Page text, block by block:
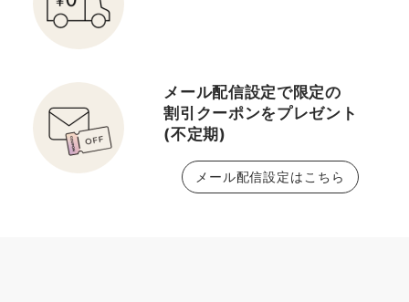
メール配信設定で限定の
割引クーポンをプレゼント
(不定期)
メール配信設定はこちら